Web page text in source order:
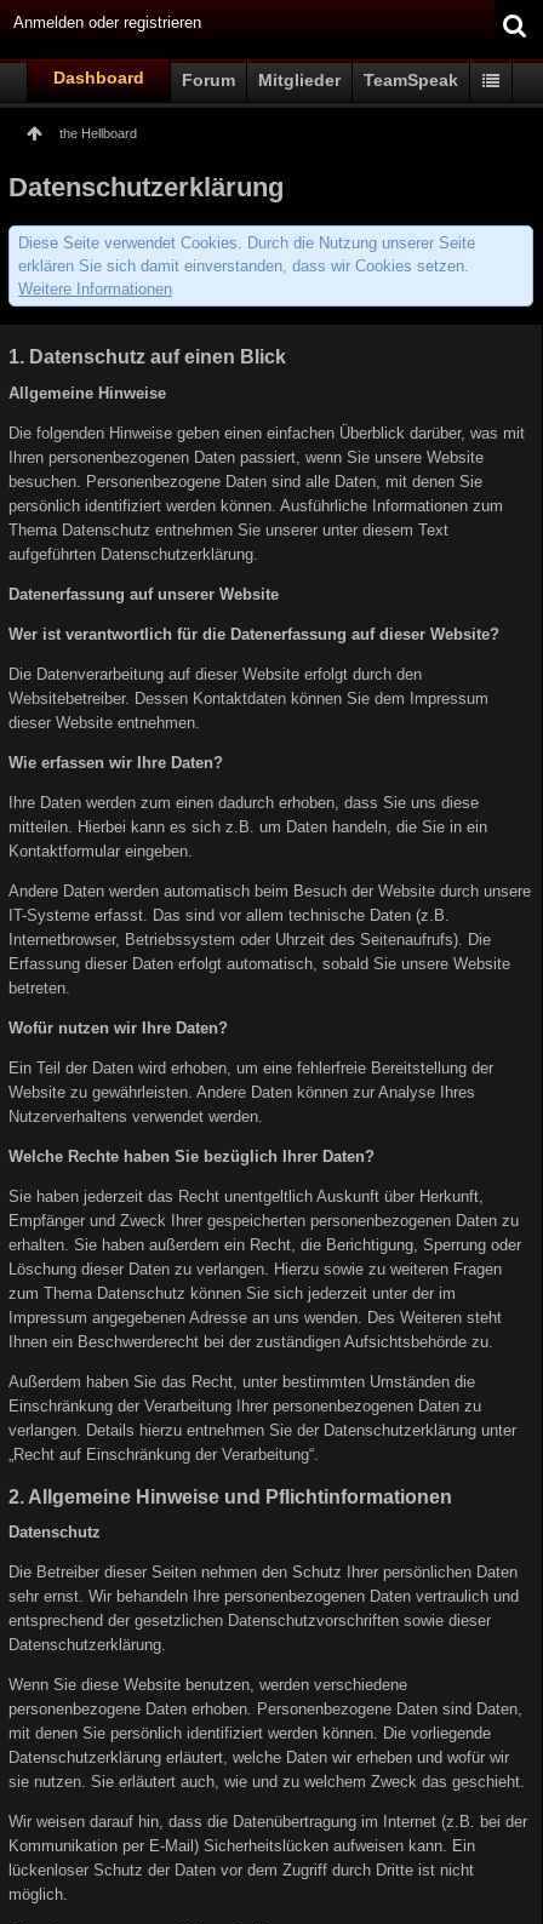
Anmelden oder registrieren
Dashboard Forum Mitglieder TeamSpeak
the Hellboard
Datenschutzerklärung
Diese Seite verwendet Cookies. Durch die Nutzung unserer Seite
erklären Sie sich damit einverstanden, dass wir Cookies setzen.
Weitere Informationen
1. Datenschutz auf einen Blick
Allgemeine Hinweise
Die folgenden Hinweise geben einen einfachen Überblick darüber, was mit
Ihren personenbezogenen Daten passiert, wenn Sie unsere Website
besuchen. Personenbezogene Daten sind alle Daten, mit denen Sie
persönlich identifiziert werden können. Ausführliche Informationen zum
Thema Datenschutz entnehmen Sie unserer unter diesem Text
aufgeführten Datenschutzerklärung.
Datenerfassung auf unserer Website
Wer ist verantwortlich für die Datenerfassung auf dieser Website?
Die Datenverarbeitung auf dieser Website erfolgt durch den
Websitebetreiber. Dessen Kontaktdaten können Sie dem Impressum
dieser Website entnehmen.
Wie erfassen wir Ihre Daten?
Ihre Daten werden zum einen dadurch erhoben, dass Sie uns diese
mitteilen. Hierbei kann es sich z.B. um Daten handeln, die Sie in ein
Kontaktformular eingeben.
Andere Daten werden automatisch beim Besuch der Website durch unsere
IT-Systeme erfasst. Das sind vor allem technische Daten (z.B.
Internetbrowser, Betriebssystem oder Uhrzeit des Seitenaufrufs). Die
Erfassung dieser Daten erfolgt automatisch, sobald Sie unsere Website
betreten.
Wofür nutzen wir Ihre Daten?
Ein Teil der Daten wird erhoben, um eine fehlerfreie Bereitstellung der
Website zu gewährleisten. Andere Daten können zur Analyse Ihres
Nutzerverhaltens verwendet werden.
Welche Rechte haben Sie bezüglich Ihrer Daten?
Sie haben jederzeit das Recht unentgeltlich Auskunft über Herkunft,
Empfänger und Zweck Ihrer gespeicherten personenbezogenen Daten zu
erhalten. Sie haben außerdem ein Recht, die Berichtigung, Sperrung oder
Löschung dieser Daten zu verlangen. Hierzu sowie zu weiteren Fragen
zum Thema Datenschutz können Sie sich jederzeit unter der im
Impressum angegebenen Adresse an uns wenden. Des Weiteren steht
Ihnen ein Beschwerderecht bei der zuständigen Aufsichtsbehörde zu.
Außerdem haben Sie das Recht, unter bestimmten Umständen die
Einschränkung der Verarbeitung Ihrer personenbezogenen Daten zu
verlangen. Details hierzu entnehmen Sie der Datenschutzerklärung unter
„Recht auf Einschränkung der Verarbeitung“.
2. Allgemeine Hinweise und Pflichtinformationen
Datenschutz
Die Betreiber dieser Seiten nehmen den Schutz Ihrer persönlichen Daten
sehr ernst. Wir behandeln Ihre personenbezogenen Daten vertraulich und
entsprechend der gesetzlichen Datenschutzvorschriften sowie dieser
Datenschutzerklärung.
Wenn Sie diese Website benutzen, werden verschiedene
personenbezogene Daten erhoben. Personenbezogene Daten sind Daten,
mit denen Sie persönlich identifiziert werden können. Die vorliegende
Datenschutzerklärung erläutert, welche Daten wir erheben und wofür wir
sie nutzen. Sie erläutert auch, wie und zu welchem Zweck das geschieht.
Wir weisen darauf hin, dass die Datenübertragung im Internet (z.B. bei der
Kommunikation per E-Mail) Sicherheitslücken aufweisen kann. Ein
lückenloser Schutz der Daten vor dem Zugriff durch Dritte ist nicht
möglich.